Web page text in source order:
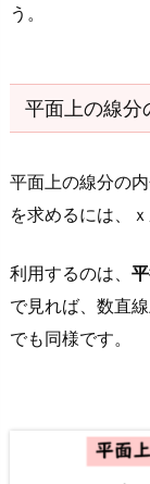
と
う。
平面上の線分
平面上の線分の
を求めるには、
利用するのは、
で見れば、数直
でも同様です。